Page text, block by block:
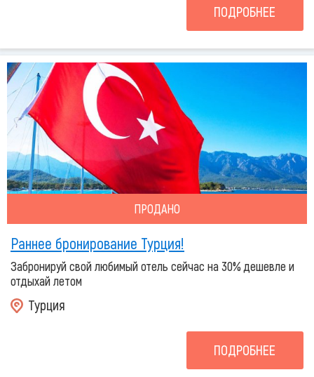
ПОДРОБНЕЕ
ПРОДАНО
Раннее бронирование Турция!
Забронируй свой любимый отель сейчас на 30% дешевле и
отдыхай летом
Турция
ПОДРОБНЕЕ